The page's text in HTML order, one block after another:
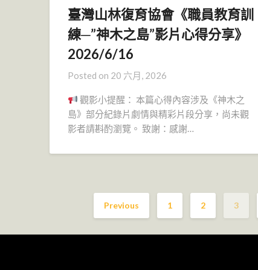
臺灣山林復育協會《職員教育訓
練─”神木之島”影片心得分享》
2026/6/16
Posted on 20 六月, 2026
觀影小提醒： 本篇心得內容涉及《神木之
島》部分紀錄片劇情與精彩片段分享，尚未觀
影者請斟酌瀏覽。 致謝：感謝…
Previous 1 2 3